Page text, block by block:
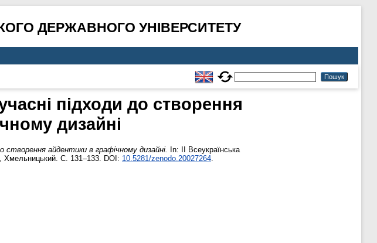
ДЕРЖАВНОГО УНІВЕРСИТЕТУ
підходи до створення
дизайні
створення айдентики в графічному дизайні.
In: II Всеукраїнська
Хмельницький. С. 131–133. DOI: 10.5281/zenodo.20027264.